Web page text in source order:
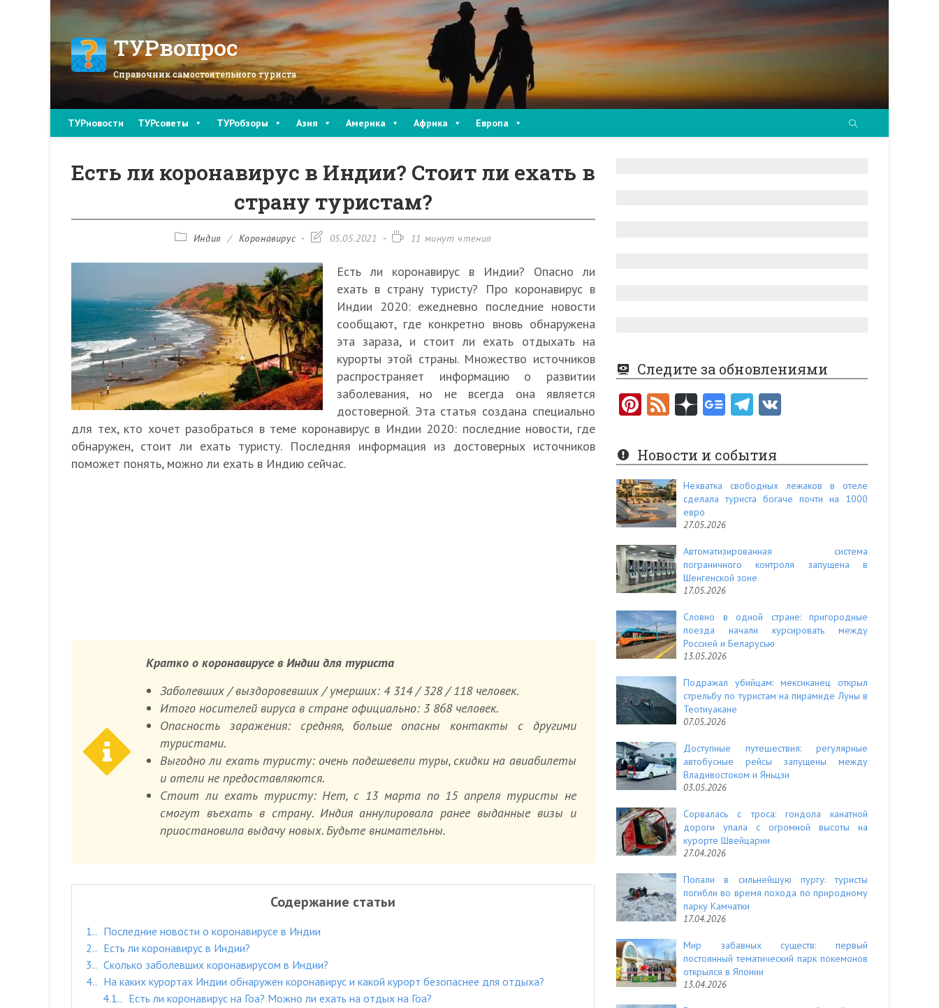
ТУРвопрос
Справочник самостоятельного туриста
ТУРновости ТУРсоветы ТУРобзоры Азия Америка Африка Европа
Есть ли коронавирус в Индии? Стоит ли ехать в
страну туристам?
Рубрика
Индия / Коронавирус
Запись05.05.2021
Время11 минут чтения
Есть ли коронавирус в Индии? Опасно ли
ехать в страну туристу? Про коронавирус в
Индии 2020: ежедневно последние новости
сообщают, где конкретно вновь обнаружена
эта зараза, и стоит ли ехать отдыхать на
курорты этой страны. Множество источников
распространяет информацию о развитии
заболевания, но не всегда она является
достоверной. Эта статья создана специально
для тех, кто хочет разобраться в теме коронавирус в Индии 2020: последние новости, где
обнаружен, стоит ли ехать туристу. Последняя информация из достоверных источников
поможет понять, можно ли ехать в Индию сейчас.
Кратко о коронавирусе в Индии для туриста
Заболевших / выздоровевших / умерших: 4 314 / 328 / 118 человек.
Итого носителей вируса в стране официально: 3 868 человек.
Опасность заражения: средняя, больше опасны контакты с другими
туристами.
Выгодно ли ехать туристу: очень подешевели туры, скидки на авиабилеты
и отели не предоставляются.
Стоит ли ехать туристу: Нет, с 13 марта по 15 апреля туристы не
смогут въехать в страну. Индия аннулировала ранее выданные визы и
приостановила выдачу новых. Будьте внимательны.
Содержание статьи
1.
Последние новости о коронавирусе в Индии
2.
Есть ли коронавирус в Индии?
3.
Сколько заболевших коронавирусом в Индии?
4.
На каких курортах Индии обнаружен коронавирус и какой курорт безопаснее для отдыха?
4.1.
Есть ли коронавирус на Гоа? Можно ли ехать на отдых на Гоа?
Следите за обновлениями
Pi
er
es
t
F
e
d
Новости и события
Нехватка свободных лежаков в отеле
сделала туриста богаче почти на 1000
евро
27.05.2026
Автоматизированная система
пограничного контроля запущена в
Шенгенской зоне
17.05.2026
Словно в одной стране: пригородные
поезда начали курсировать между
Россией и Беларусью
13.05.2026
Подражал убийцам: мексиканец открыл
стрельбу по туристам на пирамиде Луны в
Теотиуакане
07.05.2026
Доступные путешествия: регулярные
автобусные рейсы запущены между
Владивостоком и Яньцзи
03.05.2026
Сорвалась с троса: гондола канатной
дороги упала с огромной высоты на
курорте Швейцарии
27.04.2026
Попали в сильнейшую пургу: туристы
погибли во время похода по природному
парку Камчатки
17.04.2026
Мир забавных существ: первый
постоянный тематический парк покемонов
открылся в Японии
13.04.2026